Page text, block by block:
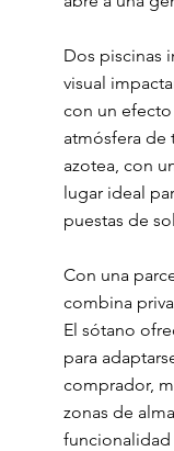
Dos piscinas
visual
con un efecto
atmósfera de
azotea, con
lugar ideal
puestas de
Con una
combina
El sótano
para
comprador,
zonas de
funcionalidad